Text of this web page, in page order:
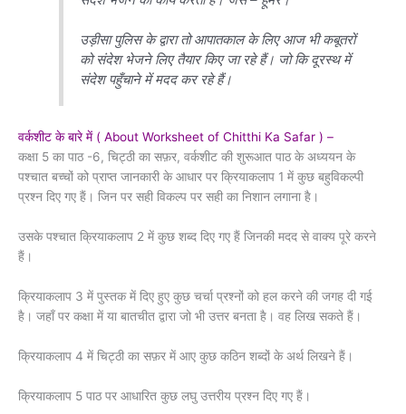
उड़ीसा पुलिस के द्वारा तो आपातकाल के लिए आज भी कबूतरों
को संदेश भेजने लिए तैयार किए जा रहे हैं। जो कि दूरस्थ में
संदेश पहुँचाने में मदद कर रहे हैं।
वर्कशीट के बारे में ( About Worksheet of Chitthi Ka Safar ) –
कक्षा 5 का पाठ -6, चिट्ठी का सफ़र, वर्कशीट की शुरूआत पाठ के अध्ययन के
पश्चात बच्चों को प्राप्त जानकारी के आधार पर क्रियाकलाप 1 में कुछ बहुविकल्पी
प्रश्न दिए गए हैं। जिन पर सही विकल्प पर सही का निशान लगाना है।
उसके पश्चात क्रियाकलाप 2 में कुछ शब्द दिए गए हैं जिनकी मदद से वाक्य पूरे करने
हैं।
क्रियाकलाप 3 में पुस्तक में दिए हुए कुछ चर्चा प्रश्नों को हल करने की जगह दी गई
है। जहाँ पर कक्षा में या बातचीत द्वारा जो भी उत्तर बनता है। वह लिख सकते हैं।
क्रियाकलाप 4 में चिट्ठी का सफ़र में आए कुछ कठिन शब्दों के अर्थ लिखने हैं।
क्रियाकलाप 5 पाठ पर आधारित कुछ लघु उत्तरीय प्रश्न दिए गए हैं।